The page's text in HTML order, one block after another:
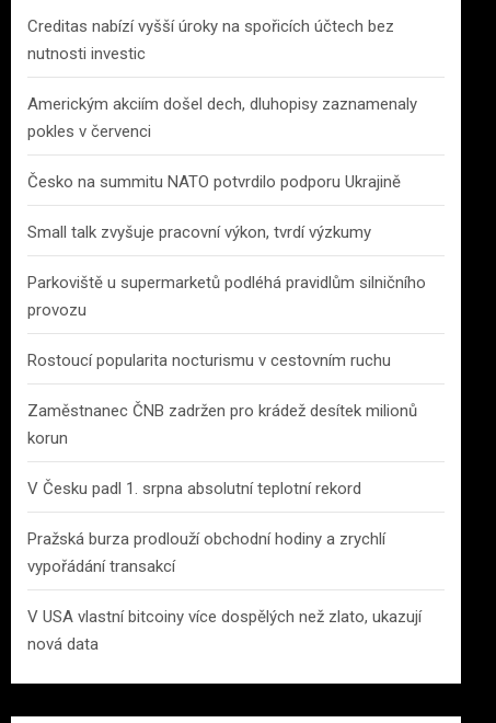
Creditas nabízí vyšší úroky na spořicích účtech bez
nutnosti investic
Americkým akciím došel dech, dluhopisy zaznamenaly
pokles v červenci
Česko na summitu NATO potvrdilo podporu Ukrajině
Small talk zvyšuje pracovní výkon, tvrdí výzkumy
Parkoviště u supermarketů podléhá pravidlům silničního
provozu
Rostoucí popularita nocturismu v cestovním ruchu
Zaměstnanec ČNB zadržen pro krádež desítek milionů
korun
V Česku padl 1. srpna absolutní teplotní rekord
Pražská burza prodlouží obchodní hodiny a zrychlí
vypořádání transakcí
V USA vlastní bitcoiny více dospělých než zlato, ukazují
nová data